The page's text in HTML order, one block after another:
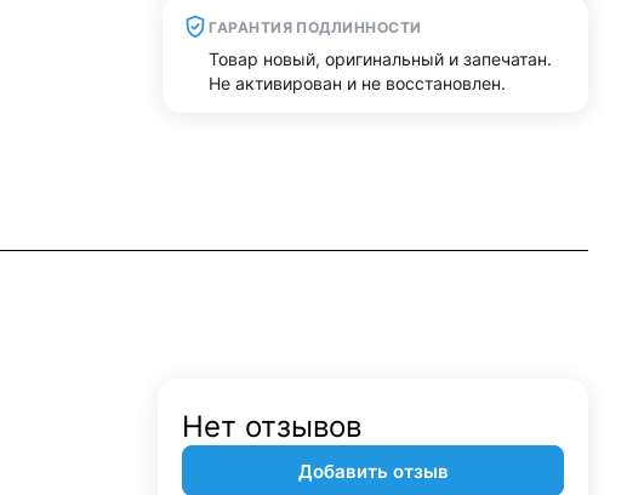
ГАРАНТИЯ ПОДЛИННОСТИ
Товар новый, оригинальный и запечатан.
Не активирован и не восстановлен.
Нет отзывов
Добавить отзыв